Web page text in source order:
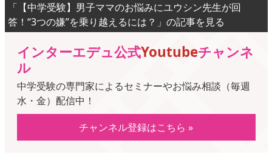
「【中学受験】男子ママのお悩みにユウシン先生が回
答！“3つの嫌”を乗り越えるには？」の記事を見る
インターエデュ公式Youtubeチャンネ
ル
中学受験の専門家によるセミナーやお悩み相談（毎週
水・金）配信中！
チャンネル登録はこちら »